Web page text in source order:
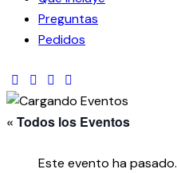
Preguntas
Pedidos
facebook-
1
twitter-
new
dribble-
new
instagram
« Todos los Eventos
Este evento ha pasado.